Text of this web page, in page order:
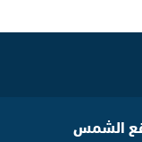
الشمس